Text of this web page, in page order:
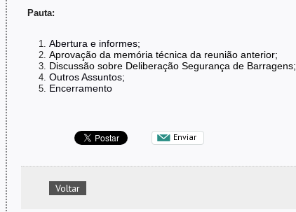
Pauta:
Abertura e informes;
Aprovação da memória técnica da reunião anterior;
Discussão sobre Deliberação Segurança de Barragens;
Outros Assuntos;
Encerramento
Enviar
Voltar